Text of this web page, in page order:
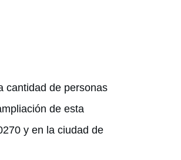
cantidad de personas
de esta
y en la ciudad de